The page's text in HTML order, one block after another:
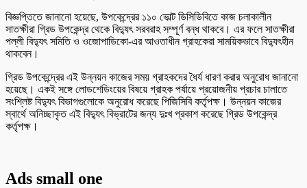
বিজ্ঞপ্তিতে জানানো হয়েছে, উপকেন্দ্রের ১১০ ভোল্ট ডিসিডিবিতে কাজ চলাকালীন
সাতক্ষীরা গ্রিড উপকেন্দ্র থেকে বিদ্যুৎ সরবরাহ সম্পূর্ণ বন্ধ থাকবে। এর ফলে সাতক্ষীরা
পল্লী বিদ্যুৎ সমিতি ও ওজোপাডিকো-এর আওতাধীন গ্রাহকেরা সাময়িকভাবে বিদ্যুৎহীন
থাকবেন।
গ্রিড উপকেন্দ্রের এই উন্নয়ন কাজের সময় গ্রাহকদের ধৈর্য ধারণ করার অনুরোধ জানানো
হয়েছে। একই সঙ্গে লোডশেডিংয়ের বিষয়ে গ্রাহক পর্যায়ে প্রয়োজনীয় প্রচার চালাতে
সংশ্লিষ্ট বিদ্যুৎ বিভাগগুলোকে অনুরোধ করেছে পিজিসিবি কর্তৃপক্ষ। উন্নয়ন কাজের
স্বার্থে অনিচ্ছাকৃত এই বিদ্যুৎ বিভ্রাটের জন্য দুঃখ প্রকাশ করেছে গ্রিড উপকেন্দ্র
কর্তৃপক্ষ।
Ads small one